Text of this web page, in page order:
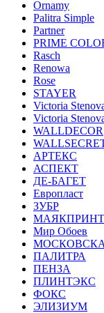
Ornamy
Palitra Simple
Partner
PRIME
Rasch
Renowa
Rose
STAYER
Victoria
Victoria
WALLDECOR
АРТЕКС
АСПЕКТ
ДЕ-БАГЕТ
Европласт
ЗУБР
МАЯКПРИНТ
Мир Обоев
ПАЛИТРА
ПЕНЗА
ПЛИНТЭКС
ФОКС
ЭЛИЗИУМ